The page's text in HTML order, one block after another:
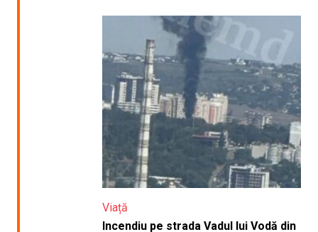
Viață
Incendiu pe strada Vadul lui Vodă din